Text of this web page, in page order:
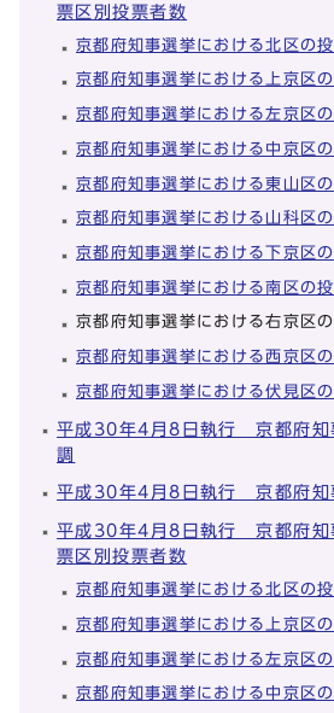
票区別投票者数
京都府知事選挙における北区の
京都府知事選挙における上京区
京都府知事選挙における左京区
京都府知事選挙における中京区
京都府知事選挙における東山区
京都府知事選挙における山科区
京都府知事選挙における下京区
京都府知事選挙における南区の
京都府知事選挙における右京区
京都府知事選挙における西京区
京都府知事選挙における伏見区
平成30年4月8日執行 京都府
調
平成30年4月8日執行 京都府
平成30年4月8日執行 京都府知
票区別投票者数
京都府知事選挙における北区の
京都府知事選挙における上京区
京都府知事選挙における左京区
京都府知事選挙における中京区